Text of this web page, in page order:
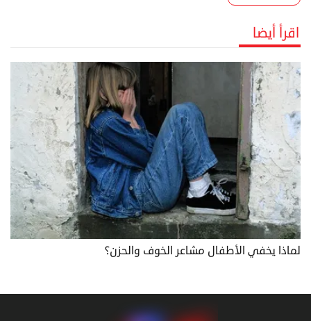
اقرأ أيضا
لماذا يخفي الأطفال مشاعر الخوف والحزن؟